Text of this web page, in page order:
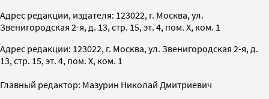
Адрес редакции, издателя: 123022, г. Москва, ул.
Звенигородская 2-я, д. 13, стр. 15, эт. 4, пом. X, ком. 1
Адрес редакции: 123022, г. Москва, ул. Звенигородская 2-я, д.
13, стр. 15, эт. 4, пом. X, ком. 1
Главный редактор: Мазурин Николай Дмитриевич